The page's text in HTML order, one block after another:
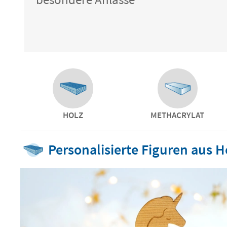
HOLZ METHACRYLAT
Personalisierte Figuren aus